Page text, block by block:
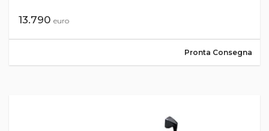
13.790 euro
Pronta Consegna